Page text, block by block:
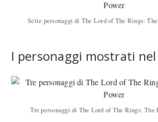
Sette personaggi di The Lord of The Rings:
I personaggi mostrati
Tre personaggi di The Lord of The Rings: The